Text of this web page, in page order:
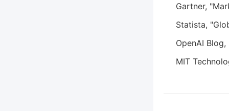
Gartner,
Statista,
OpenAI
MIT